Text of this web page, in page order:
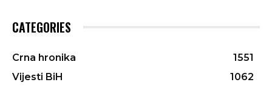
CATEGORIES
Crna hronika
1551
Vijesti BiH
1062